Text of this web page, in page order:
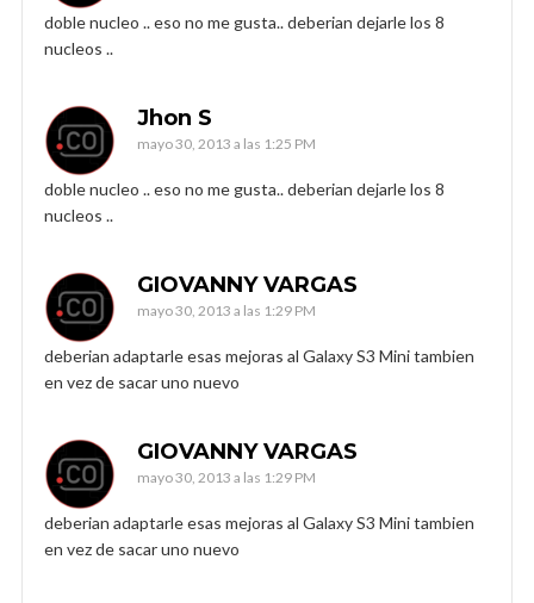
doble nucleo .. eso no me gusta.. deberian dejarle los 8
nucleos ..
Jhon S
mayo 30, 2013 a las 1:25 PM
doble nucleo .. eso no me gusta.. deberian dejarle los 8
nucleos ..
GIOVANNY VARGAS
mayo 30, 2013 a las 1:29 PM
deberian adaptarle esas mejoras al Galaxy S3 Mini tambien
en vez de sacar uno nuevo
GIOVANNY VARGAS
mayo 30, 2013 a las 1:29 PM
deberian adaptarle esas mejoras al Galaxy S3 Mini tambien
en vez de sacar uno nuevo